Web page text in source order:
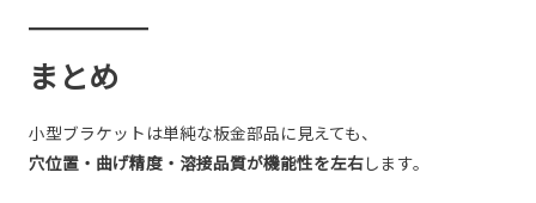
まとめ
小型ブラケットは単純な板金部品に見えても、
穴位置・曲げ精度・溶接品質が機能性を左右します。